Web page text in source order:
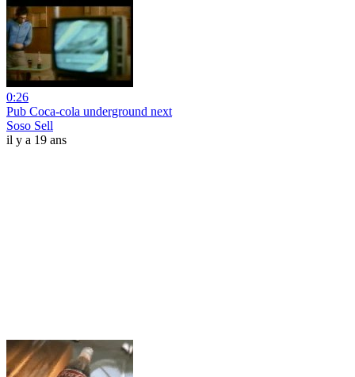
0:26
Pub Coca-cola underground next
Soso Sell
il y a 19 ans